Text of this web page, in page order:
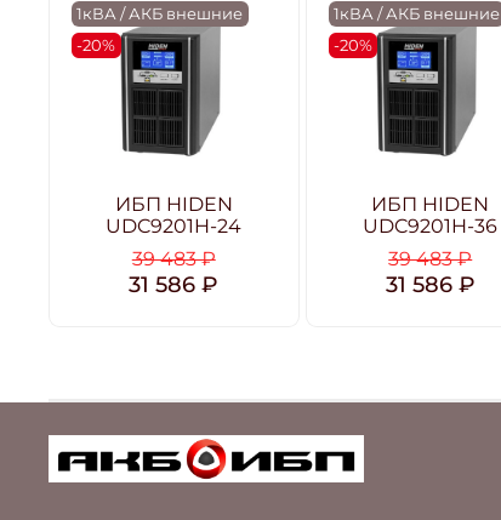
1кВА / АКБ внешние
-20%
ИБП HIDEN
UDC9201H-24
39 483 ₽
31 586 ₽
1кВА / АКБ внешние
-20%
ИБП HIDEN
UDC9201H-36
39 483 ₽
31 586 ₽